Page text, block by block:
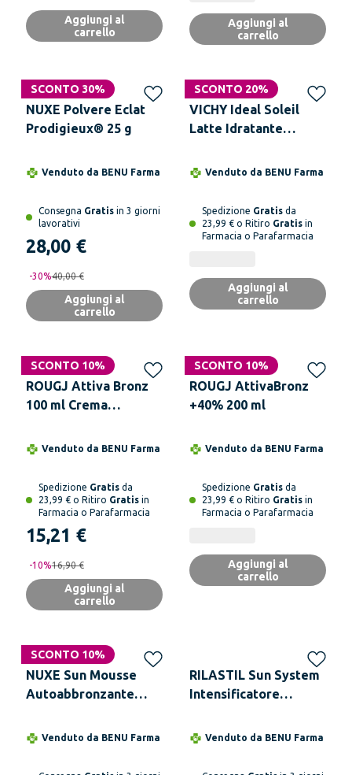
Aggiungi al
carrello
Aggiungi al
carrello
SCONTO 30%
NUXE Polvere Eclat
Prodigieux® 25 g
Venduto da BENU Farma
Consegna Gratis in 3 giorni
lavorativi
28,00 €
-30%40,00 €
Aggiungi al
carrello
SCONTO 20%
VICHY Ideal Soleil
Latte Idratante
ml
Venduto da BENU Farma
Spedizione Gratis da
23,99 € o Ritiro Gratis in
Farmacia o Parafarmacia
Aggiungi al
carrello
SCONTO 10%
ROUGJ Attiva Bronz
100 ml Crema
Stimolatore Melanina
Venduto da BENU Farma
Spedizione Gratis da
23,99 € o Ritiro Gratis in
Farmacia o Parafarmacia
15,21 €
-10%16,90 €
Aggiungi al
carrello
SCONTO 10%
ROUGJ AttivaBronz
+40% 200 ml
Venduto da BENU Farma
Spedizione Gratis da
23,99 € o Ritiro Gratis in
Farmacia o Parafarmacia
Aggiungi al
carrello
SCONTO 10%
NUXE Sun Mousse
Autoabbronzante
Corpo 150 ml
Venduto da BENU Farma
RILASTIL Sun System
Intensificatore
ml
Venduto da BENU Farma